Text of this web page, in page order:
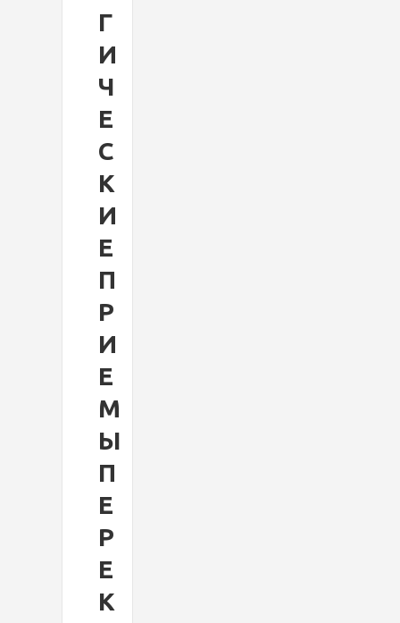
Г
И
Ч
Е
С
К
И
Е
П
Р
И
Е
М
Ы
П
Е
Р
Е
К